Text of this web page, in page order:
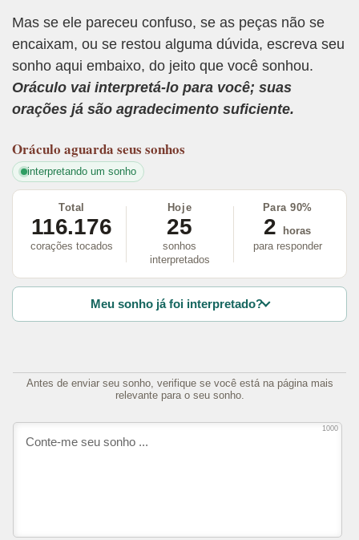
Mas se ele pareceu confuso, se as peças não se
encaixam, ou se restou alguma dúvida, escreva seu
sonho aqui embaixo, do jeito que você sonhou.
Oráculo vai interpretá-lo para você; suas
orações já são agradecimento suficiente.
Oráculo aguarda seus sonhos
interpretando um sonho
Total
116.176
corações tocados
Hoje
25
sonhos
interpretados
Para 90%
2
horas
para responder
Meu sonho já foi interpretado?
Antes de enviar seu sonho, verifique se você está na página mais
relevante para o seu sonho.
1000